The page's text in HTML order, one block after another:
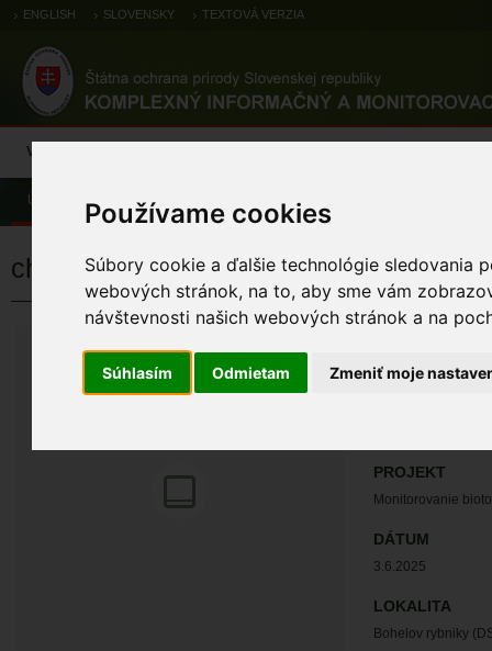
Používame cookies
Súbory cookie a ďalšie technológie sledovania
webových stránok, na to, aby sme vám
návštevnosti našich webových stránok a na
Súhlasím Odmietam Zmeniť moje
ENGLISH SLOVENSKY TEXTOVÁ VERZIA
Výsledky monitoringu
Úvod Pozorovania a výskytové dáta
chochlačka sivá
PROJEKT
Monitorovanie
DÁTUM
3.6.2025
LOKALITA
Bohelov rybniky